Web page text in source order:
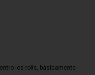
los rolls, básicamente